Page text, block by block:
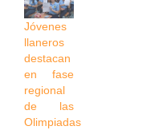
Jóvenes
llaneros
destacan
en fase
regional
de las
Olimpiadas